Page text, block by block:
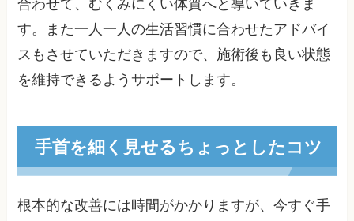
合わせて、むくみにくい体質へと導いていきま
す。また一人一人の生活習慣に合わせたアドバイ
スもさせていただきますので、施術後も良い状態
を維持できるようサポートします。
手首を細く見せるちょっとしたコツ
根本的な改善には時間がかかりますが、今すぐ手